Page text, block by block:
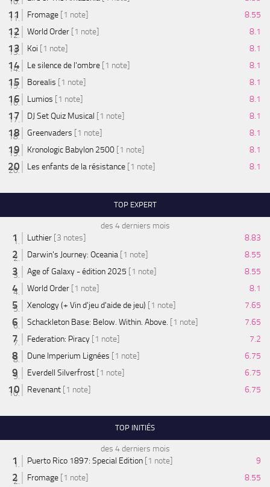
Fromage [1 note]
8.55
World Order [1 note]
8.1
Koi [1 note]
8.1
Le silence de l'ombre [1 note]
8.1
Borealis [1 note]
8.1
Lumios [1 note]
8.1
DJ Set Quiz Musical [1 note]
8.1
Greenvaders [1 note]
8.1
Kronologic Babylon 2500 [1 note]
8.1
Les enfants de la résistance [1 note] 8.1
TOP EXPERT
des 4 derniers mois
Luthier [3 notes]
8.83
Darwin's Journey: Oceania [1 note]
8.55
Age of Galaxy - édition 2025 [1 note]
8.55
World Order [1 note]
8.1
Xenology (+ Vin d'jeu d'aide de jeu) [1 note]
7.65
Schackleton Base: Below. Within. Above. [1 note]
7.65
Federation: Piracy [1 note]
7.2
Dune Imperium Lignées [1 note]
6.75
Everdell Silverfrost [1 note]
6.75
Revenant [1 note] 6.75
TOP INITIÉS
des 4 derniers mois
Puerto Rico 1897: Special Edition [1 note]
9
Fromage [1 note] 8.55